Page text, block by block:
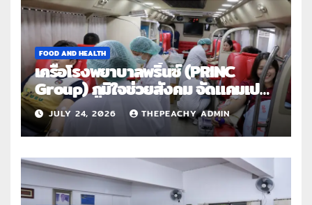
FOOD AND HEALTH
เครือโรงพยาบาลพริ้นซ์ (PRINC
Group) ภูมิใจช่วยสังคม จัดแคมเปญ
ใหญ่ระดับประเทศ “PRINC ผสาน :
สานต่อการให้ไม่สิ้นสุด”
JULY 24, 2026 THEPEACHY ADMIN